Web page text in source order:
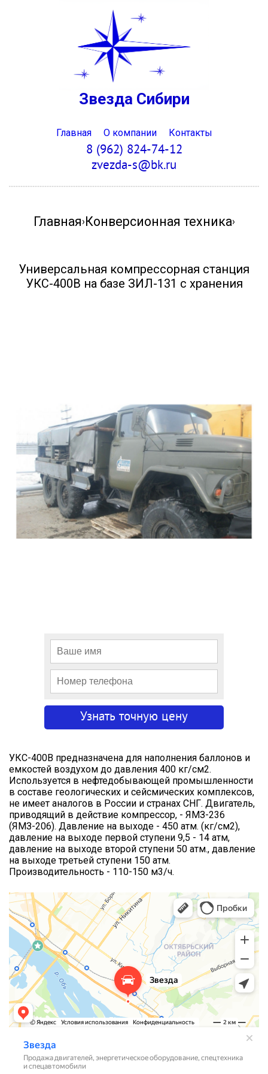
Звезда Сибири
Главная О компании Контакты
8 (962) 824-74-12
zvezda-s@bk.ru
Главная›Конверсионная техника›
Универсальная компрессорная станция
УКС-400В на базе ЗИЛ-131 с хранения
УКС-400В предназначена для наполнения баллонов и
емкостей воздухом до давления 400 кг/см2.
Используется в нефтедобывающей промышленности
в составе геологических и сейсмических комплексов,
не имеет аналогов в России и странах СНГ. Двигатель,
приводящий в действие компрессор, - ЯМЗ-236
(ЯМЗ-206). Давление на выходе - 450 атм. (кг/см2),
давление на выходе первой ступени 9,5 - 14 атм,
давление на выходе второй ступени 50 атм., давление
на выходе третьей ступени 150 атм.
Производительность - 110-150 м3/ч.